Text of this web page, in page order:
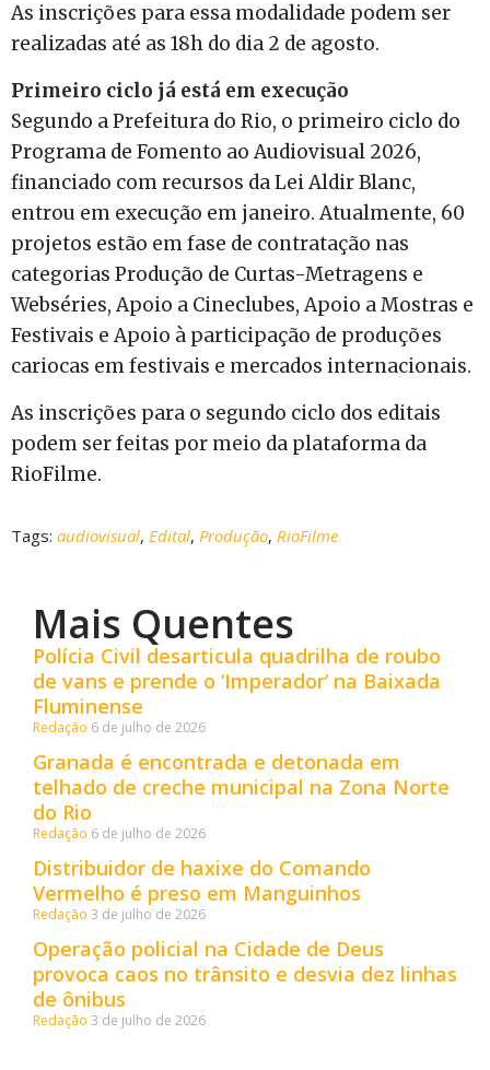
As inscrições para essa modalidade podem ser
realizadas até as 18h do dia 2 de agosto.
Primeiro ciclo já está em execução
Segundo a Prefeitura do Rio, o primeiro ciclo do
Programa de Fomento ao Audiovisual 2026,
financiado com recursos da Lei Aldir Blanc,
entrou em execução em janeiro. Atualmente, 60
projetos estão em fase de contratação nas
categorias Produção de Curtas-Metragens e
Webséries, Apoio a Cineclubes, Apoio a Mostras e
Festivais e Apoio à participação de produções
cariocas em festivais e mercados internacionais.
As inscrições para o segundo ciclo dos editais
podem ser feitas por meio da plataforma da
RioFilme.
Tags: audiovisual, Edital, Produção, RioFilme
Mais Quentes
Polícia Civil desarticula quadrilha de roubo
de vans e prende o ‘Imperador’ na Baixada
Fluminense
Redação 6 de julho de 2026
Granada é encontrada e detonada em
telhado de creche municipal na Zona Norte
do Rio
Redação 6 de julho de 2026
Distribuidor de haxixe do Comando
Vermelho é preso em Manguinhos
Redação 3 de julho de 2026
Operação policial na Cidade de Deus
provoca caos no trânsito e desvia dez linhas
de ônibus
Redação 3 de julho de 2026